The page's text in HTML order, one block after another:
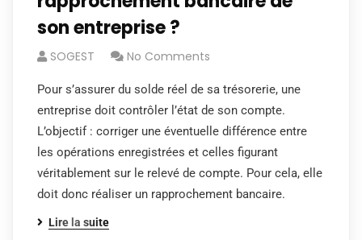
son entreprise ?
SOGEST No Comments
Pour s’assurer du solde réel de sa trésorerie, une
entreprise doit contrôler l’état de son compte.
L’objectif : corriger une éventuelle différence entre
les opérations enregistrées et celles figurant
véritablement sur le relevé de compte. Pour cela, elle
doit donc réaliser un rapprochement bancaire.
Lire la suite